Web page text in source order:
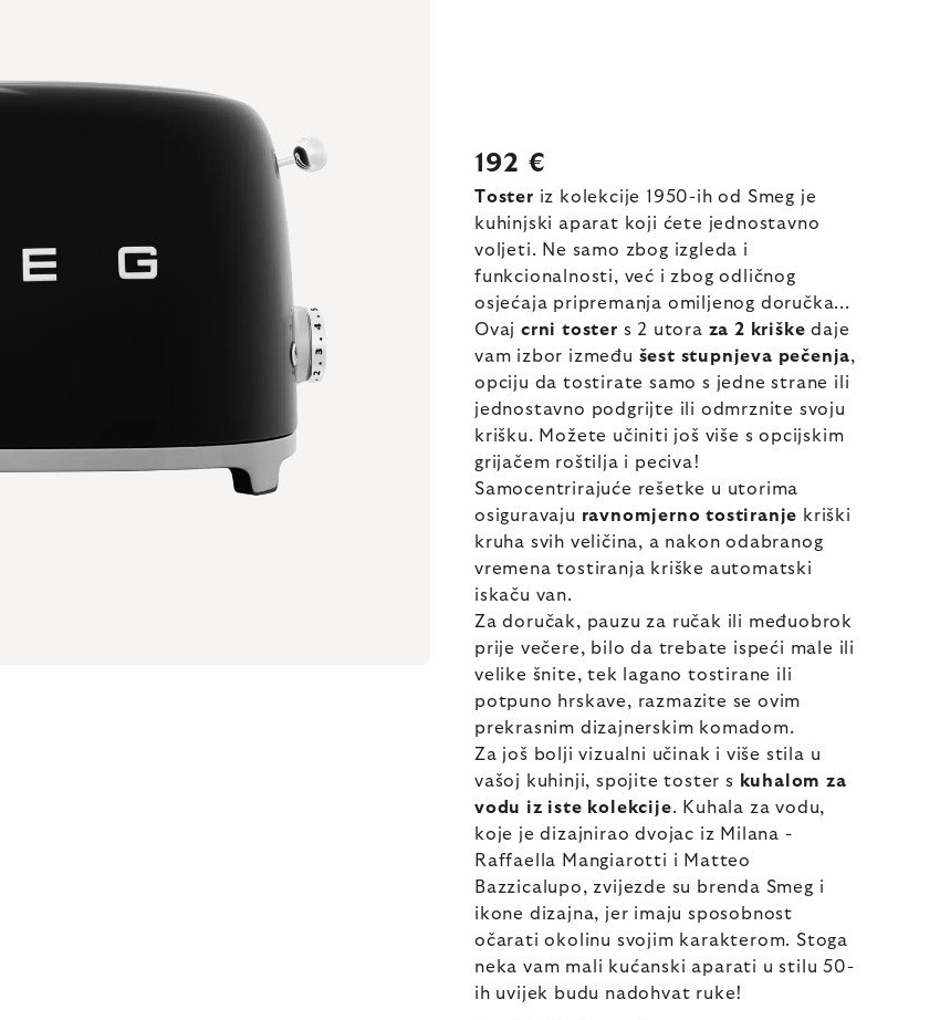
192 €
Toster iz kolekcije 1950-ih od Smeg je
kuhinjski aparat koji ćete jednostavno
voljeti. Ne samo zbog izgleda i
funkcionalnosti, već i zbog odličnog
osjećaja pripremanja omiljenog doručka...
Ovaj crni toster s 2 utora za 2 kriške daje
vam izbor između šest stupnjeva pečenja,
opciju da tostirate samo s jedne strane ili
jednostavno podgrijte ili odmrznite svoju
krišku. Možete učiniti još više s opcijskim
grijačem roštilja i peciva!
Samocentrirajuće rešetke u utorima
osiguravaju ravnomjerno tostiranje kriški
kruha svih veličina, a nakon odabranog
vremena tostiranja kriške automatski
iskaču van.
Za doručak, pauzu za ručak ili međuobrok
prije večere, bilo da trebate ispeći male ili
velike šnite, tek lagano tostirane ili
potpuno hrskave, razmazite se ovim
prekrasnim dizajnerskim komadom.
Za još bolji vizualni učinak i više stila u
vašoj kuhinji, spojite toster s
kuhalom za
vodu iz iste kolekcije. Kuhala za vodu,
koje je dizajnirao dvojac iz Milana -
Raffaella Mangiarotti i Matteo
Bazzicalupo, zvijezde su brenda Smeg i
ikone dizajna, jer imaju sposobnost
očarati okolinu svojim karakterom. Stoga
neka vam mali kućanski aparati u stilu 50-
ih uvijek budu nadohvat ruke!